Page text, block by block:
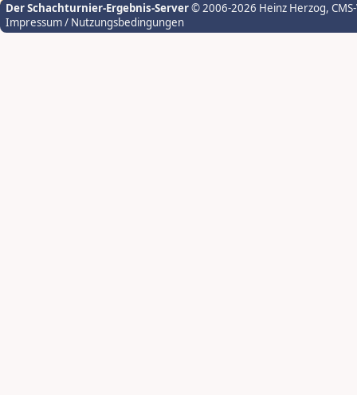
Der Schachturnier-Ergebnis-Server© 2006-2026 Heinz Herzog,
Impressum / Nutzungsbedingungen